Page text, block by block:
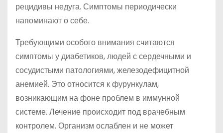
рецидивы недуга. Симптомы периодически
напоминают о себе.
Требующими особого внимания считаются
симптомы у диабетиков, людей с сердечными и
сосудистыми патологиями, железодефицитной
анемией. Это относится к фурункулам,
возникающим на фоне проблем в иммунной
системе. Лечение происходит под врачебным
контролем. Организм ослаблен и не может